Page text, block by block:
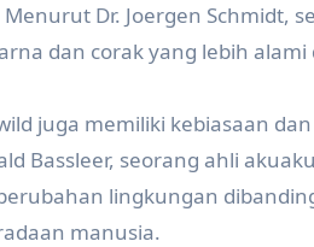
Dr. Joergen Schmidt,
dan corak yang lebih
juga memiliki kebiasaan
Bassleer, seorang ahli
lingkungan
manusia.